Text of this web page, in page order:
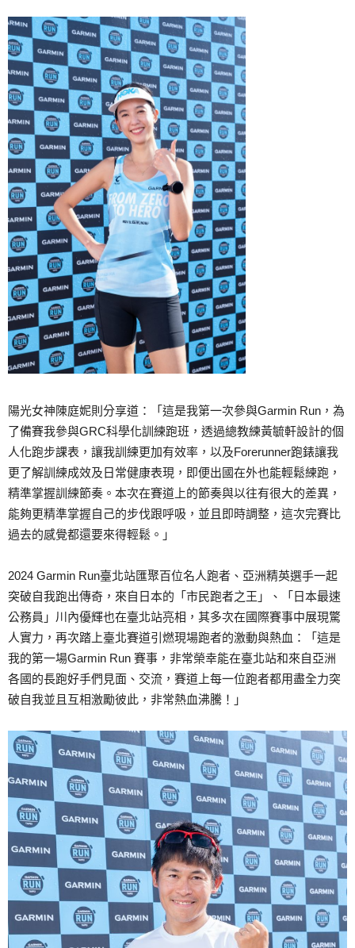
陽光女神陳庭妮則分享道：「這是我第一次參與Garmin Run，為
了備賽我參與GRC科學化訓練跑班，透過總教練黃毓軒設計的個
人化跑步課表，讓我訓練更加有效率，以及Forerunner跑錶讓我
更了解訓練成效及日常健康表現，即便出國在外也能輕鬆練跑，
精準掌握訓練節奏。本次在賽道上的節奏與以往有很大的差異，
能夠更精準掌握自己的步伐跟呼吸，並且即時調整，這次完賽比
過去的感覺都還要來得輕鬆。」
2024 Garmin Run臺北站匯聚百位名人跑者、亞洲精英選手一起
突破自我跑出傳奇，來自日本的「市民跑者之王」、「日本最速
公務員」川內優輝也在臺北站亮相，其多次在國際賽事中展現驚
人實力，再次踏上臺北賽道引燃現場跑者的激動與熱血：「這是
我的第一場Garmin Run 賽事，非常榮幸能在臺北站和來自亞洲
各國的長跑好手們見面、交流，賽道上每一位跑者都用盡全力突
破自我並且互相激勵彼此，非常熱血沸騰！」